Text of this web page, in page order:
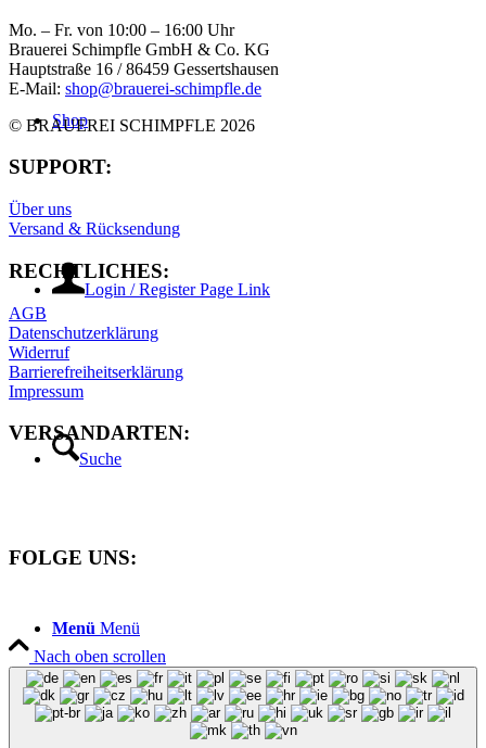
Shop
Login / Register Page Link
Suche
Menü Menü
Mo. – Fr. von 10:00 – 16:00 Uhr
Brauerei Schimpfle GmbH & Co. KG
Hauptstraße 16 / 86459 Gessertshausen
E-Mail: shop@brauerei-schimpfle.de
© BRAUEREI SCHIMPFLE 2026
SUPPORT:
Über uns
Versand & Rücksendung
RECHTLICHES:
AGB
Datenschutzerklärung
Widerruf
Barrierefreiheitserklärung
Impressum
VERSANDARTEN:
FOLGE UNS:
Nach oben scrollen